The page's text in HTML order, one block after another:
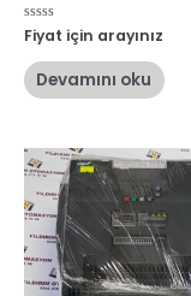
5
üzerinden
oy
aldı
Fiyat için arayınız
Devamını oku